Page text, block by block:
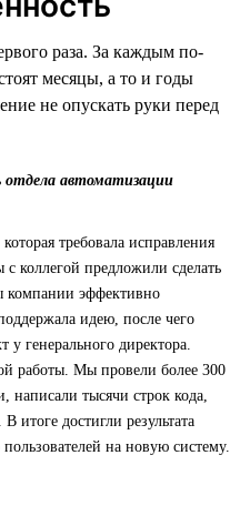
раза. За каждым по-
месяцы, а то и годы
не опускать руки перед
отдела автоматизации
требовала исправления
коллегой предложили сделать
компании эффективно
идею, после чего
генерального директора.
работы. Мы провели более 300
написали тысячи строк кода,
итоге достигли результата
на новую систему.